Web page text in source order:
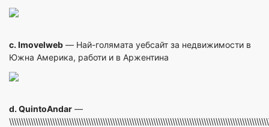
c. Imovelweb — Най-голямата уебсайт за недвижимости в
Южна Америка, работи и в Аржентина
d. QuintoAndar —